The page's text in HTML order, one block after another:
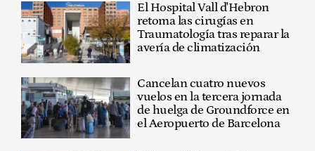
El Hospital Vall d'Hebron
retoma las cirugías en
Traumatología tras reparar la
avería de climatización
Cancelan cuatro nuevos
vuelos en la tercera jornada
de huelga de Groundforce en
el Aeropuerto de Barcelona